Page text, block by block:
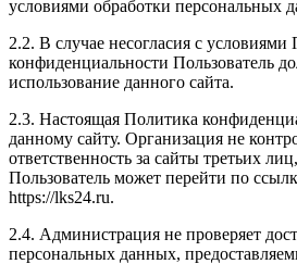
условиями обработки персональных
2.2. В случае несогласия с
конфиденциальности Пользователь
использование данного сайта.
2.3. Настоящая Политика
данному сайту. Организация не
ответственность за сайты третьих
Пользователь может перейти по
https://lks24.ru.
2.4. Администрация не проверяет
персональных данных,